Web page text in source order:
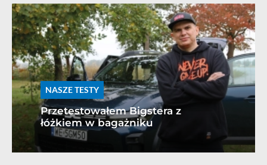
NASZE TESTY
Przetestowałem Bigstera z
łóżkiem w bagażniku